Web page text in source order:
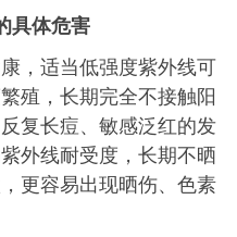
具体危害
适当低强度紫外线可
殖，长期完全不接触阳
复长痘、敏感泛红的发
外线耐受度，长期不晒
更容易出现晒伤、色素